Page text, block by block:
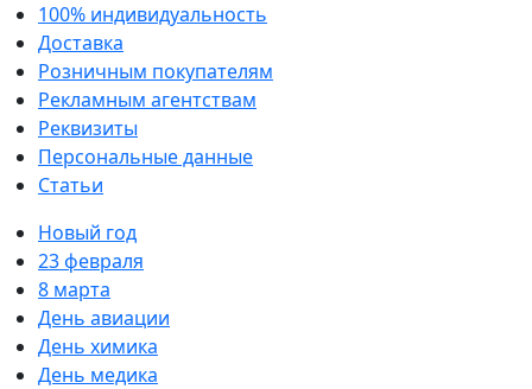
100% индивидуальность
Доставка
Розничным покупателям
Рекламным агентствам
Реквизиты
Персональные данные
Статьи
Новый год
23 февраля
8 марта
День авиации
День химика
День медика